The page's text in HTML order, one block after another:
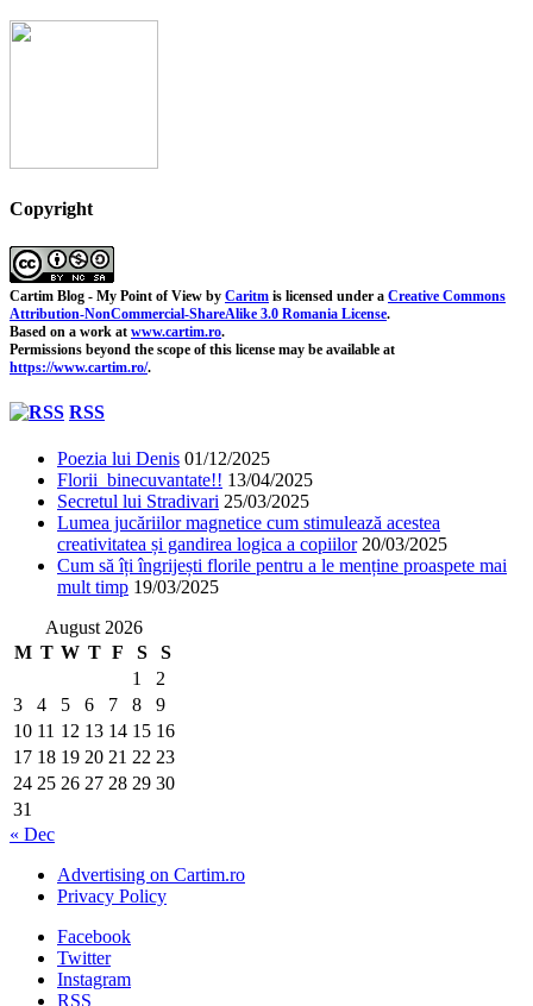
Copyright
Cartim Blog - My Point of View by Caritm is licensed under a Creative Commons
Attribution-NonCommercial-ShareAlike 3.0 Romania License.
Based on a work at www.cartim.ro.
Permissions beyond the scope of this license may be available at
https://www.cartim.ro/.
RSS
Poezia lui Denis 01/12/2025
Florii binecuvantate!! 13/04/2025
Secretul lui Stradivari 25/03/2025
Lumea jucăriilor magnetice cum stimulează acestea
creativitatea și gandirea logica a copiilor 20/03/2025
Cum să îți îngrijești florile pentru a le menține proaspete mai
mult timp 19/03/2025
August 2026
M T W T F S
S
1
2
3
4 5 6 7 8
9
10 11 12 13 14 15 16
17 18 19 20 21 22 23
24 25 26 27 28 29 30
31
« Dec
Advertising on Cartim.ro
Privacy Policy
Facebook
Twitter
Instagram
RSS